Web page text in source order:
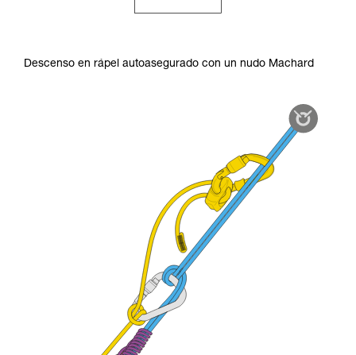
Descenso en rápel autoasegurado con un nudo Machard